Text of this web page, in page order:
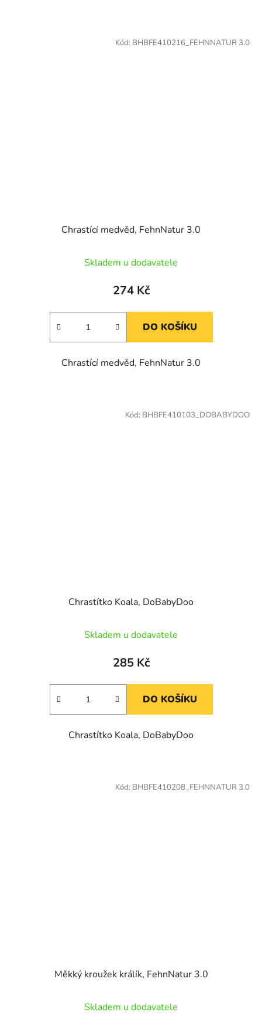
Chrastící medvěd, FehnNatur 3.0
Skladem u dodavatele
274 Kč
DO KOŠÍKU
Chrastící medvěd, FehnNatur 3.0
Kód: BHBFE410216_FEHNNATUR 3.0
Chrastítko Koala, DoBabyDoo
Skladem u dodavatele
285 Kč
DO KOŠÍKU
Chrastítko Koala, DoBabyDoo
Kód: BHBFE410103_DOBABYDOO
Měkký kroužek králík, FehnNatur 3.0
Skladem u dodavatele
Kód: BHBFE410208_FEHNNATUR 3.0